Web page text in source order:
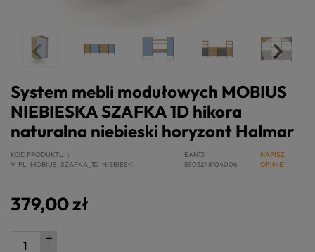
System mebli modułowych MOBIUS
NIEBIESKA SZAFKA 1D hikora
naturalna niebieski horyzont Halmar
KOD PRODUKTU:
V-PL-MOBIUS-SZAFKA_1D-NIEBIESKI
EAN13
5905248104006
NAPISZ
OPINIĘ
379,00 zł